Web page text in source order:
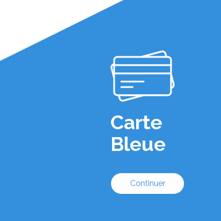
Carte
Bleue
Continuer